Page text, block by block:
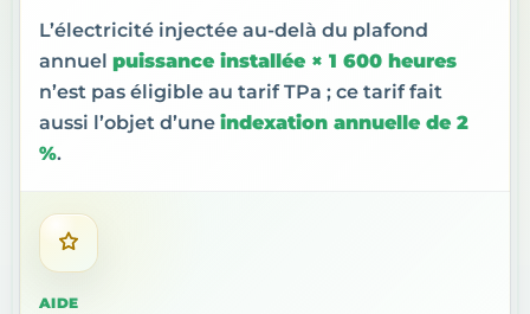
L’électricité injectée au-delà du plafond
annuel puissance installée × 1 600 heures
n’est pas éligible au tarif TPa ; ce tarif fait
aussi l’objet d’une indexation annuelle de 2
%.
AIDE